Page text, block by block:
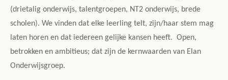
(drietalig onderwijs, talentgroepen, NT2 onderwijs, brede
scholen). We vinden dat elke leerling telt, zijn/haar stem mag
laten horen en dat iedereen gelijke kansen heeft. Open,
betrokken en ambitieus; dat zijn de kernwaarden van Elan
Onderwijsgroep.